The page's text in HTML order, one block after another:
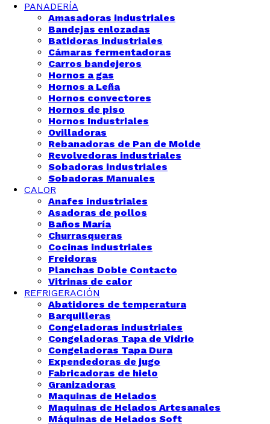
PANADERÍA
Amasadoras industriales
Bandejas enlozadas
Batidoras industriales
Cámaras fermentadoras
Carros bandejeros
Hornos a gas
Hornos a Leña
Hornos convectores
Hornos de piso
Hornos Industriales
Ovilladoras
Rebanadoras de Pan de Molde
Revolvedoras industriales
Sobadoras industriales
Sobadoras Manuales
CALOR
Anafes industriales
Asadoras de pollos
Baños María
Churrasqueras
Cocinas industriales
Freidoras
Planchas Doble Contacto
Vitrinas de calor
REFRIGERACIÓN
Abatidores de temperatura
Barquilleras
Congeladoras industriales
Congeladoras Tapa de Vidrio
Congeladoras Tapa Dura
Expendedoras de jugo
Fabricadoras de hielo
Granizadoras
Maquinas de Helados
Maquinas de Helados Artesanales
Máquinas de Helados Soft